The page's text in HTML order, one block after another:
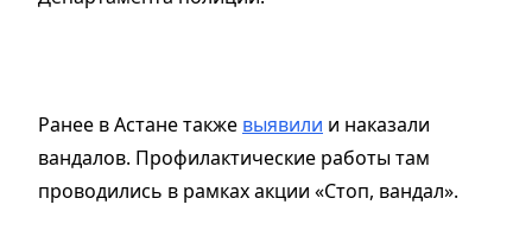
Ранее в Астане также выявили и наказали
вандалов. Профилактические работы там
проводились в рамках акции «Стоп, вандал».